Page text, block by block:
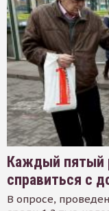
Каждый пятый
справиться с
В опросе,